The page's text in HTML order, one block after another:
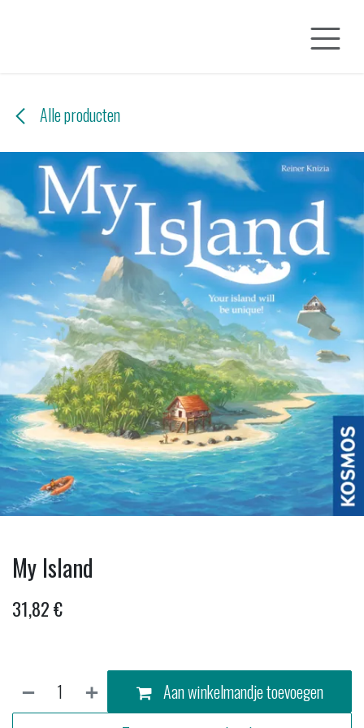
Alle producten
My Island
31,82€
Aan winkelmandje toevoegen